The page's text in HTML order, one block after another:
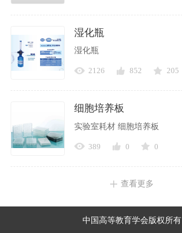
湿化瓶
湿化瓶
2126 852 205
细胞培养板
实验室耗材 细胞培养板
389 0 0
查看更多
中国高等教育学会版权所有